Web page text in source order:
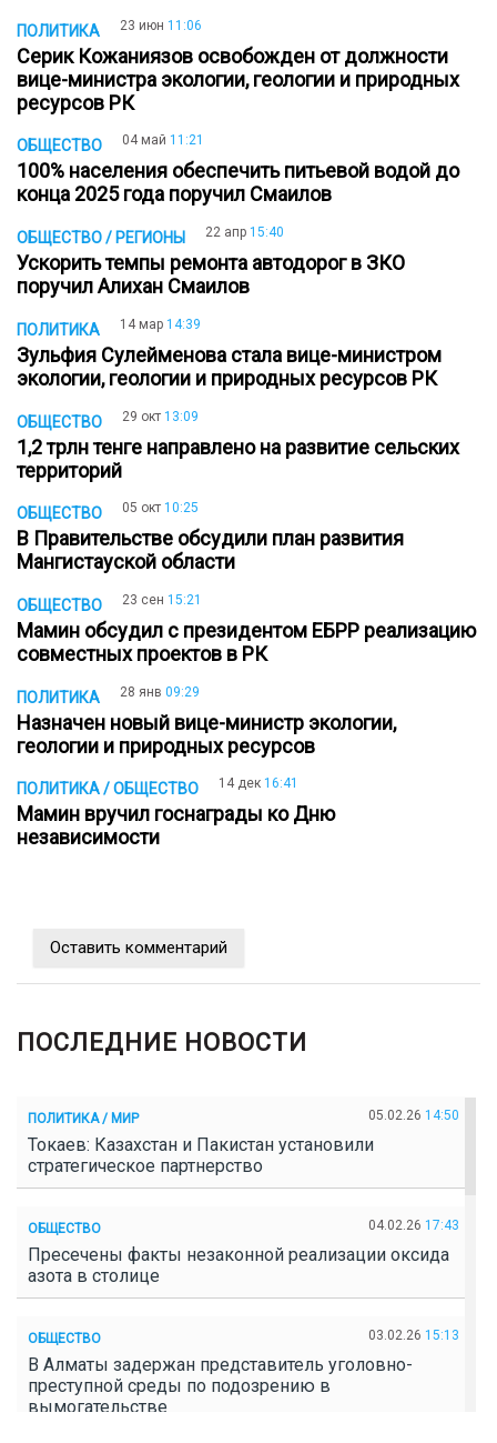
ПОЛИТИКА 23 июн 11:06
Серик Кожаниязов освобожден от должности
вице-министра экологии, геологии и природных
ресурсов РК
ОБЩЕСТВО 04 май 11:21
100% населения обеспечить питьевой водой до
конца 2025 года поручил Смаилов
ОБЩЕСТВО / РЕГИОНЫ 22 апр 15:40
Ускорить темпы ремонта автодорог в ЗКО
поручил Алихан Смаилов
ПОЛИТИКА 14 мар 14:39
Зульфия Сулейменова стала вице-министром
экологии, геологии и природных ресурсов РК
ОБЩЕСТВО 29 окт 13:09
1,2 трлн тенге направлено на развитие сельских
территорий
ОБЩЕСТВО 05 окт 10:25
В Правительстве обсудили план развития
Мангистауской области
ОБЩЕСТВО 23 сен 15:21
Мамин обсудил с президентом ЕБРР реализацию
совместных проектов в РК
ПОЛИТИКА 28 янв 09:29
Назначен новый вице-министр экологии,
геологии и природных ресурсов
ПОЛИТИКА / ОБЩЕСТВО 14 дек 16:41
Мамин вручил госнаграды ко Дню
независимости
Оставить комментарий
ПОСЛЕДНИЕ НОВОСТИ
ПОЛИТИКА / МИР 05.02.26 14:50
Токаев: Казахстан и Пакистан установили
стратегическое партнерство
ОБЩЕСТВО 04.02.26 17:43
Пресечены факты незаконной реализации оксида
азота в столице
ОБЩЕСТВО 03.02.26 15:13
В Алматы задержан представитель уголовно-
преступной среды по подозрению в
вымогательстве